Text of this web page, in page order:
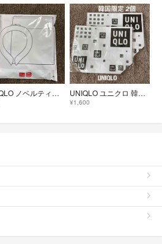
UNIQLO ノベルティ ネッククールリング・保冷ポーチセット グレー UNIQLO ユニクロ 韓国限定 ノベルティ 手提げバッグ 2個
¥1,600